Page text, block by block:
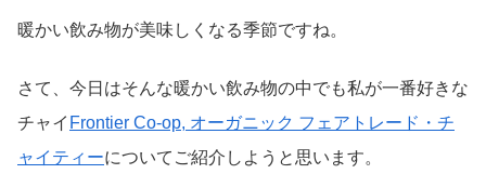
暖かい飲み物が美味しくなる季節ですね。
さて、今日はそんな暖かい飲み物の中でも私が一番好きな
チャイ Frontier Co-op, オーガニック フェアトレード・チ
ャイティーについてご紹介しようと思います。